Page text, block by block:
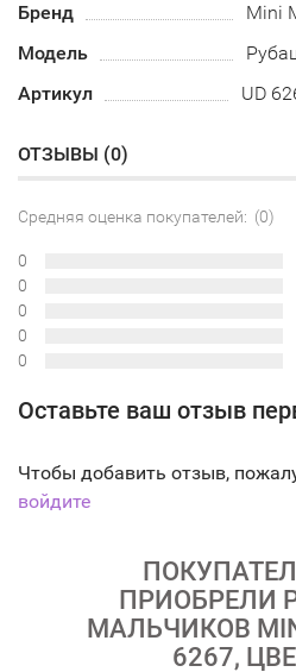
Бренд
Mini
Модель
Артикул
UD
ОТЗЫВЫ (0)
Средняя оценка покупателей: (0)
0
0
0
0
0
Оставьте ваш отзыв
Чтобы добавить отзыв,
войдите
ПРИОБРЕЛИ
МАЛЬЧИКОВ
6267,